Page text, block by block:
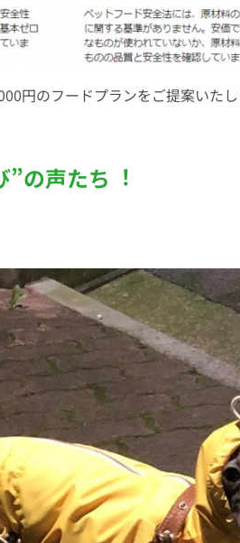
円のフードプランをご提案いた
の声たち︕